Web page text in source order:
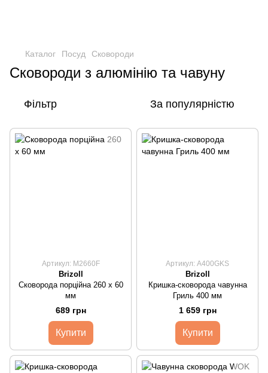
Каталог Посуд Сковороди
Сковороди з алюмінію та чавуну
Фільтр За популярністю
Артикул: M2660F
Brizoll
Сковорода порційна 260 х 60
мм
689 грн
Купити
Артикул: A400GKS
Brizoll
Кришка-сковорода чавунна
Гриль 400 мм
1 659 грн
Купити